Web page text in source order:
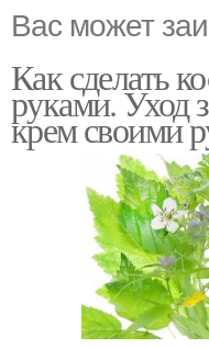
Вас может
Как сделать
руками. Уход
крем своими